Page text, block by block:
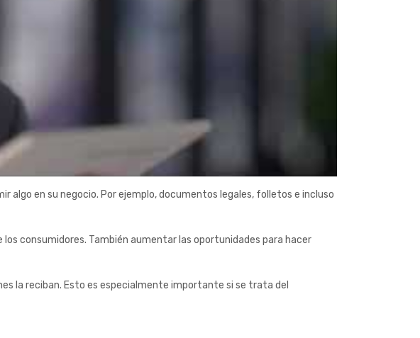
algo en su negocio. Por ejemplo, documentos legales, folletos e incluso
consumidores. También aumentar las oportunidades para hacer
la reciban. Esto es especialmente importante si se trata del